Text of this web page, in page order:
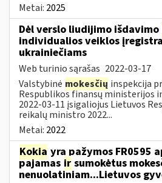
Metai: 2025
Dėl verslo liudijimo išdavimo
individualios veiklos
ukrainiečiams
Web turinio sąrašas 2022-03-17
Valstybinė mokesčių inspekcija
Respublikos finansų ministerijos
2022-03-11 įsigaliojus Lietuvos
reikalų ministro 2022...
Metai: 2022
Kokia yra pažymos FR0595
pajamas ir sumokėtus
nenuolatiniam...Lietuvos